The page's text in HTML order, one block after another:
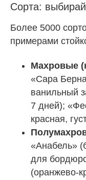
Сорта:
Более 5000
примерами
Махровые
«Сара
ванильный
7 дней);
красная,
«Анабель»
для
(оранжево-